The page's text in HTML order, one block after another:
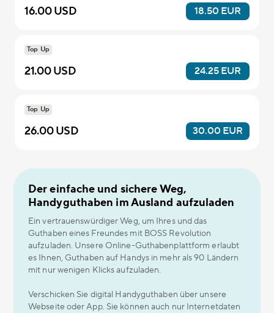
16.00 USD 18.50 EUR
Top Up
21.00 USD 24.25 EUR
Top Up
26.00 USD 30.00 EUR
Der einfache und sichere Weg,
Handyguthaben im Ausland aufzuladen
Ein vertrauenswürdiger Weg, um Ihres und das
Guthaben eines Freundes mit BOSS Revolution
aufzuladen. Unsere Online-Guthabenplattform erlaubt
es Ihnen, Guthaben auf Handys in mehr als 90 Ländern
mit nur wenigen Klicks aufzuladen.
Verschicken Sie digital Handyguthaben über unsere
Webseite oder App. Sie können auch nur Internetdaten